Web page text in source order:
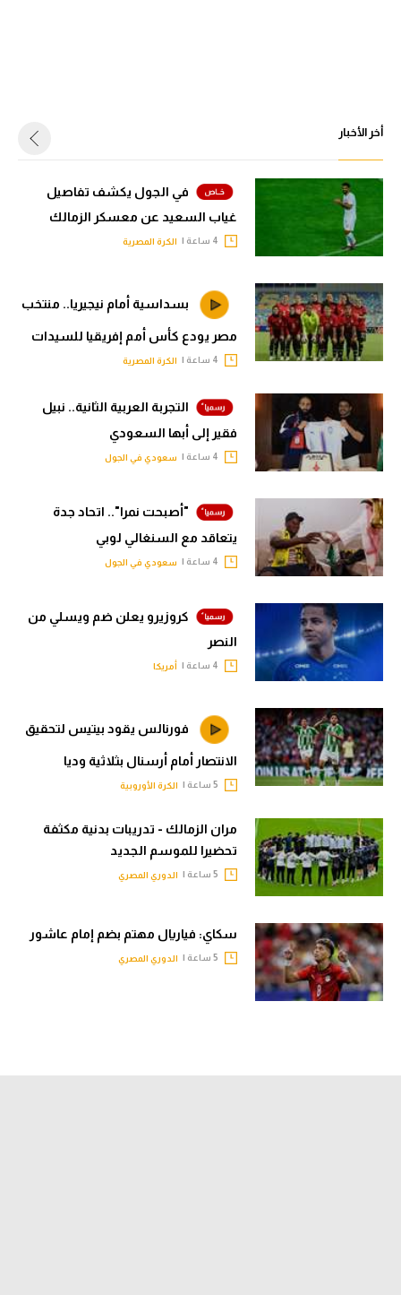
أخر الأخبار
في الجول يكشف تفاصيل
غياب السعيد عن معسكر الزمالك
الكرة المصرية
بسداسية أمام نيجيريا.. منتخب
مصر يودع كأس أمم إفريقيا للسيدات
الكرة المصرية
التجربة العربية الثانية.. نبيل
فقير إلى أبها السعودي
سعودي في الجول
"أصبحت نمرا".. اتحاد جدة
يتعاقد مع السنغالي لوبي
سعودي في الجول
كروزيرو يعلن ضم ويسلي من
النصر
أمريكا
فورنالس يقود بيتيس لتحقيق
الانتصار أمام أرسنال بثلاثية وديا
الكرة الأوروبية
مران الزمالك - تدريبات بدنية مكثفة
تحضيرا للموسم الجديد
الدوري المصري
سكاي: فياريال مهتم بضم إمام عاشور
الدوري المصري